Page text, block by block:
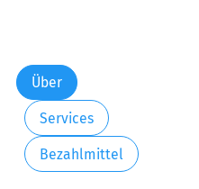
Über
Services
Bezahlmittel